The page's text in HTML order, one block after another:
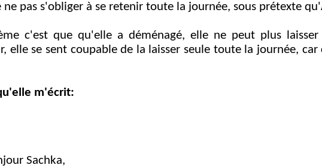
ne pas s'obliger à se retenir toute la journée, sous prétexte
c'est que qu'elle a déménagé, elle ne peut plus
elle se sent coupable de la laisser seule toute la journée,
m'écrit:
Sachka,